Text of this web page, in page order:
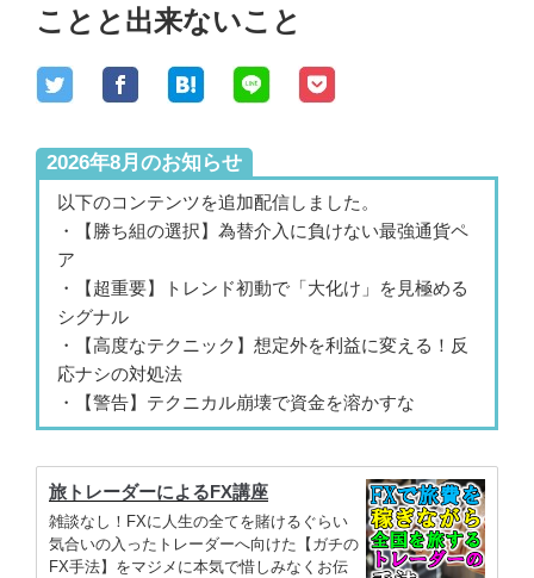
ことと出来ないこと
2026年8月のお知らせ
以下のコンテンツを追加配信しました。
・【勝ち組の選択】為替介入に負けない最強通貨ペ
ア
・【超重要】トレンド初動で「大化け」を見極める
シグナル
・【高度なテクニック】想定外を利益に変える！反
応ナシの対処法
・【警告】テクニカル崩壊で資金を溶かすな
旅トレーダーによるFX講座
雑談なし！FXに人生の全てを賭けるぐらい
気合いの入ったトレーダーへ向けた【ガチの
FX手法】をマジメに本気で惜しみなくお伝